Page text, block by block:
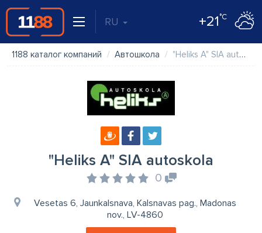
RU +21°C
1188 каталог компаний Автошкола "Heliks A" SIA autoskola
"Heliks A" SIA autoskola
0
Vesetas 6, Jaunkalsnava, Kalsnavas pag., Madonas
nov., LV-4860